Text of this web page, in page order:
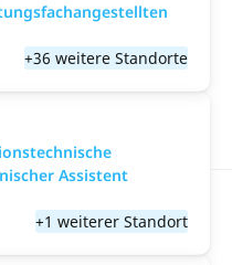
+36 weitere Standorte
Assistent
+1 weiterer Standort